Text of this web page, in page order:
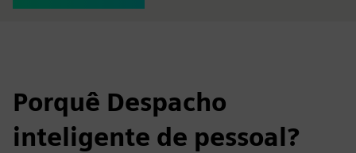
Porquê Despacho
inteligente de pessoal?